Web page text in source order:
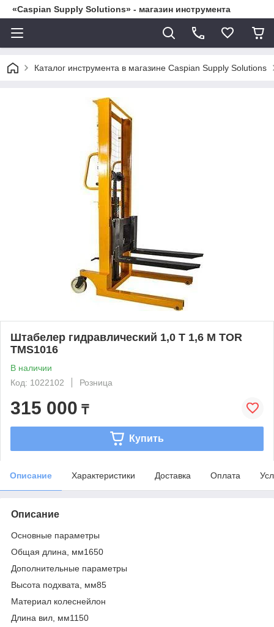
«Caspian Supply Solutions» - магазин инструмента
Каталог инструмента в магазине Caspian Supply Solutions
Штабелер гидравлический 1,0 Т 1,6 М TOR
TMS1016
В наличии
Код: 1022102
Розница
315 000 ₸
Купить
Описание Характеристики Доставка Оплата
Описание
Основные параметры
Общая длина, мм1650
Дополнительные параметры
Высота подхвата, мм85
Материал колеснейлон
Длина вил, мм1150